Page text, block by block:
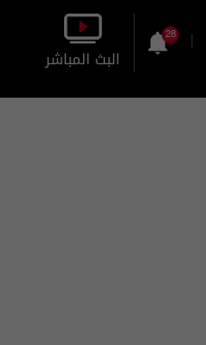
28
البث المباشر